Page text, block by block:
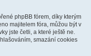
phpBB fórem, díky kterým
majitelem fóra, můžou být v
jste četli, a které ještě ne.
smazání cookies